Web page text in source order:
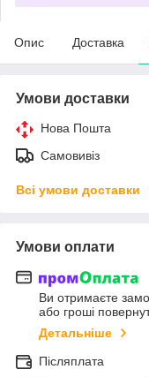
Опис Доставка
Умови доставки
Нова Пошта
Самовивіз
Всі умови доставки
Умови оплати
Ви отримаєте
або гроші
Детальніше
Післяплата